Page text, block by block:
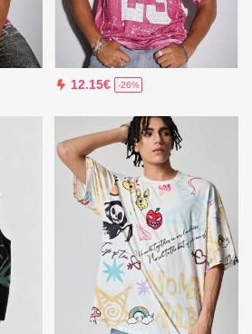
12.15€ -26%